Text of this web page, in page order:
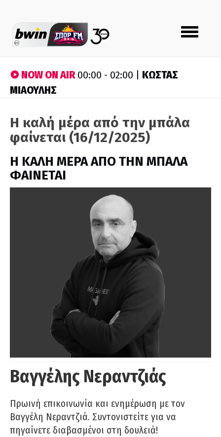
Toggle
navigation
NOW ON AIR00:00 - 02:00 | ΚΩΣΤΑΣ
ΜΙΑΟΥΛΗΣ
Η καλή μέρα από την μπάλα
φαίνεται (16/12/2025)
H ΚΑΛΗ ΜΕΡΑ ΑΠΟ ΤΗΝ ΜΠΑΛΑ
ΦΑΙΝΕΤΑΙ
Βαγγέλης Νεραντζιάς
Πρωινή επικοινωνία και ενημέρωση με τον
Βαγγέλη Νεραντζιά. Συντονιστείτε για να
πηγαίνετε διαβασμένοι στη δουλειά!